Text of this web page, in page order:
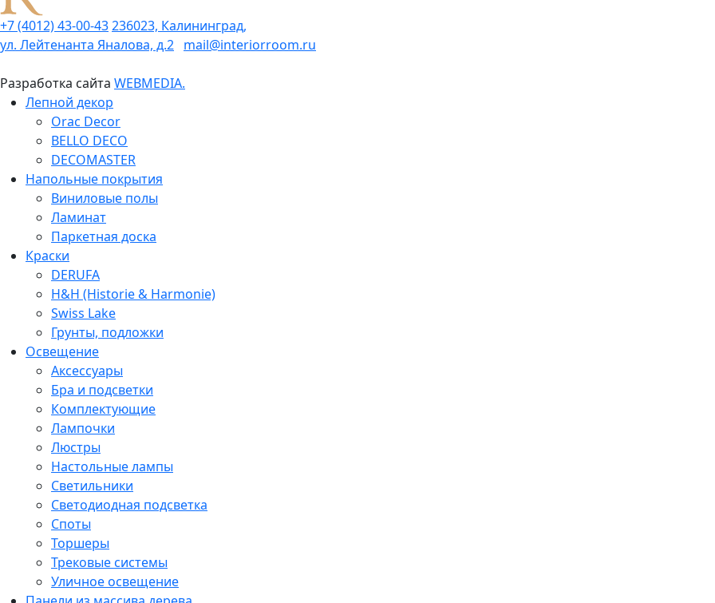
+7 (4012) 43-00-43236023, Калининград,
ул. Лейтенанта Яналова, д.2 mail@interiorroom.ru
Разработка сайта WEBMEDIA.
Лепной декор
Orac Decor
BELLO DECO
DECOMASTER
Напольные покрытия
Виниловые полы
Ламинат
Паркетная доска
Краски
DERUFA
H&H (Historie & Harmonie)
Swiss Lake
Грунты, подложки
Освещение
Аксессуары
Бра и подсветки
Комплектующие
Лампочки
Люстры
Настольные лампы
Светильники
Светодиодная подсветка
Споты
Торшеры
Трековые системы
Уличное освещение